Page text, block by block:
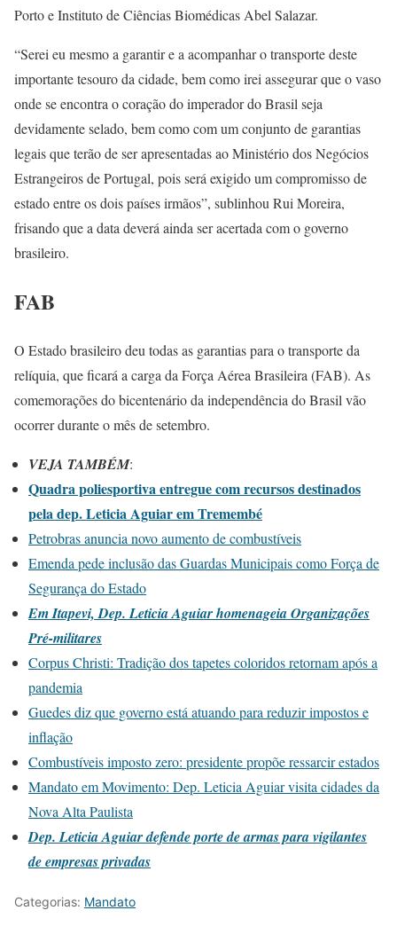
Porto e Instituto de Ciências Biomédicas Abel Salazar.
“Serei eu mesmo a garantir e a acompanhar o transporte deste
importante tesouro da cidade, bem como irei assegurar que o vaso
onde se encontra o coração do imperador do Brasil seja
devidamente selado, bem como com um conjunto de garantias
legais que terão de ser apresentadas ao Ministério dos Negócios
Estrangeiros de Portugal, pois será exigido um compromisso de
estado entre os dois países irmãos”, sublinhou Rui Moreira,
frisando que a data deverá ainda ser acertada com o governo
brasileiro.
FAB
O Estado brasileiro deu todas as garantias para o transporte da
relíquia, que ficará a carga da Força Aérea Brasileira (FAB). As
comemorações do bicentenário da independência do Brasil vão
ocorrer durante o mês de setembro.
VEJA TAMBÉM:
Quadra poliesportiva entregue com recursos destinados
pela dep. Leticia Aguiar em Tremembé
Petrobras anuncia novo aumento de combustíveis
Emenda pede inclusão das Guardas Municipais como Força de
Segurança do Estado
Em Itapevi, Dep. Leticia Aguiar homenageia Organizações
Pré-militares
Corpus Christi: Tradição dos tapetes coloridos retornam após a
pandemia
Guedes diz que governo está atuando para reduzir impostos e
inflação
Combustíveis imposto zero: presidente propõe ressarcir estados
Mandato em Movimento: Dep. Leticia Aguiar visita cidades da
Nova Alta Paulista
Dep. Leticia Aguiar defende porte de armas para vigilantes
de empresas privadas
Categorias: Mandato